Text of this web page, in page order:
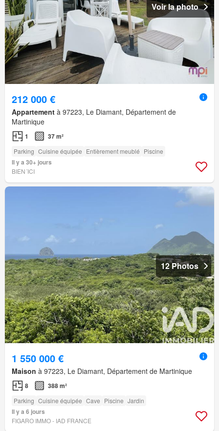
Voir la photo
212 000 €
Appartement à 97223, Le Diamant, Département de
Martinique
1 37 m²
Parking Cuisine équipée Entièrement meublé Piscine
Il y a 30+ jours
BIEN´ICI
12 Photos
1 550 000 €
Maison à 97223, Le Diamant, Département de Martinique
8 388 m²
Parking Cuisine équipée Cave Piscine Jardin
Il y a 6 jours
FIGARO IMMO - IAD FRANCE